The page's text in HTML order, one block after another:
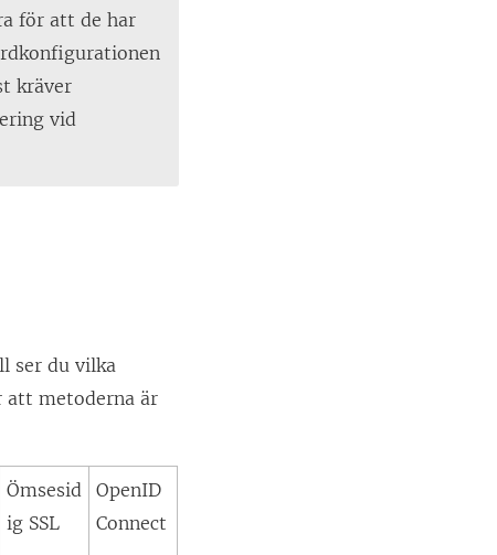
för att de har
kräver
vid
ser du vilka
att metoderna är
Ömsesid
ig SSL
OpenID
Connect